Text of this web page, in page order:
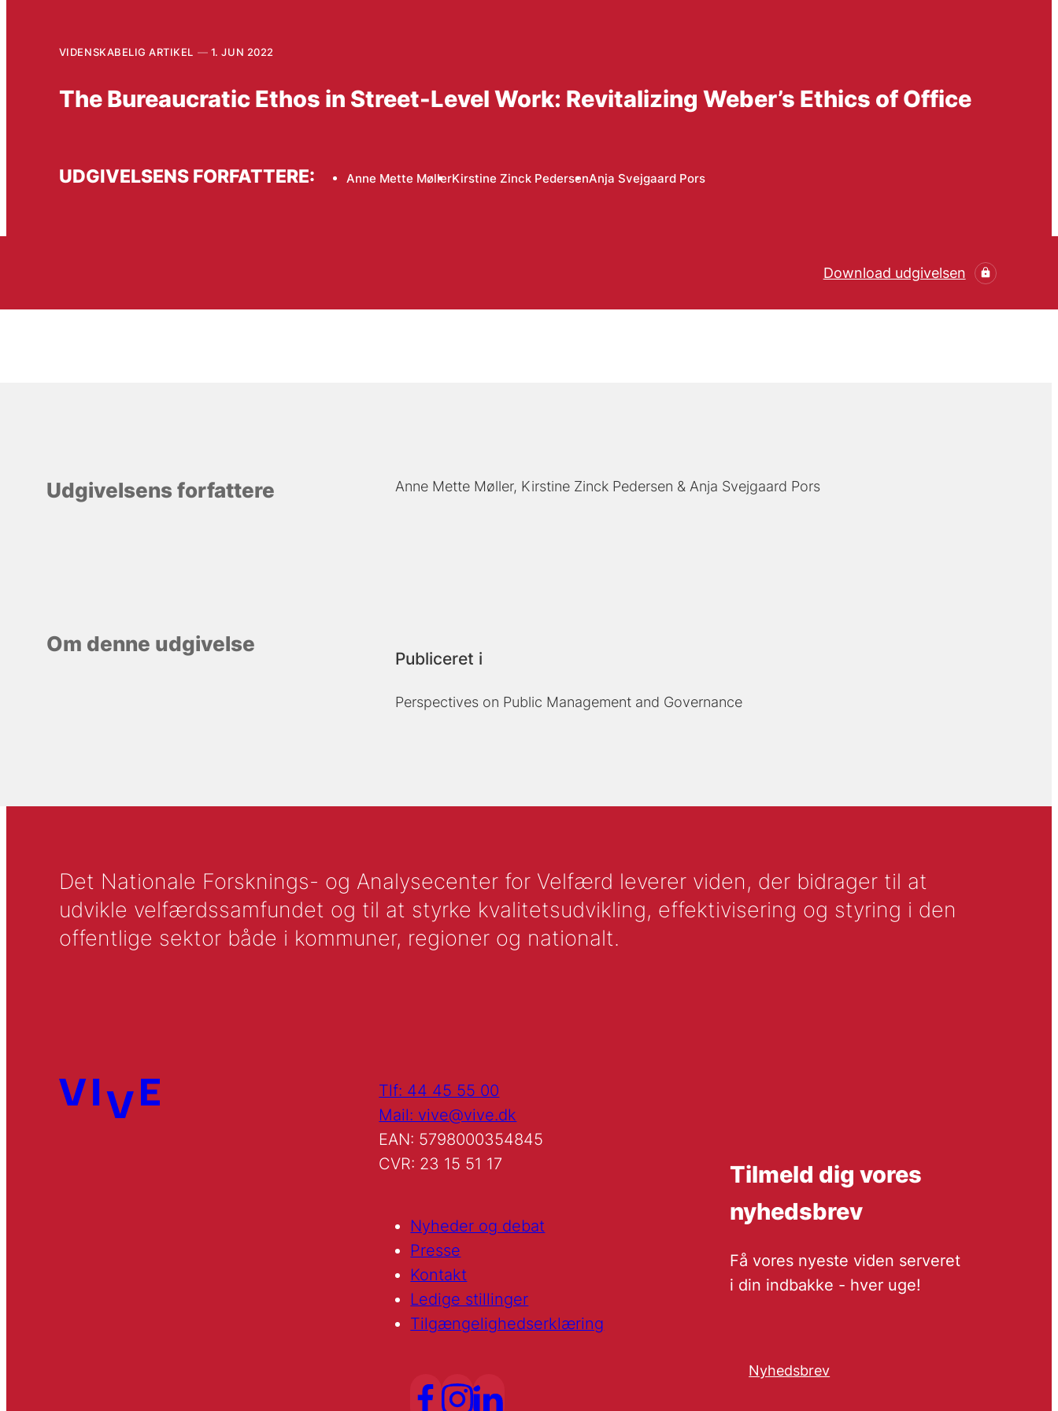
VIDENSKABELIG ARTIKEL 1. JUN 2022
The Bureaucratic Ethos in Street-Level Work: Revitalizing Weber’s Ethics of Office
UDGIVELSENS FORFATTERE: Anne Mette MøllerKirstine Zinck PedersenAnja Svejgaard Pors
Download udgivelsen
Udgivelsens forfattere Anne Mette Møller Kirstine Zinck Pedersen Anja Svejgaard Pors
Om denne udgivelse
Publiceret i
Perspectives on Public Management and Governance
Det Nationale Forsknings- og Analysecenter for Velfærd leverer viden, der bidrager til at
udvikle velfærdssamfundet og til at styrke kvalitetsudvikling, effektivisering og styring i den
offentlige sektor både i kommuner, regioner og nationalt.
Tlf: 44 45 55 00
Mail: vive@vive.dk
EAN: 5798000354845
CVR: 23 15 51 17
Nyheder og debat
Presse
Kontakt
Ledige stillinger
Tilgængelighedserklæring
Tilmeld dig vores
nyhedsbrev
Få vores nyeste viden serveret
i din indbakke - hver uge!
Nyhedsbrev